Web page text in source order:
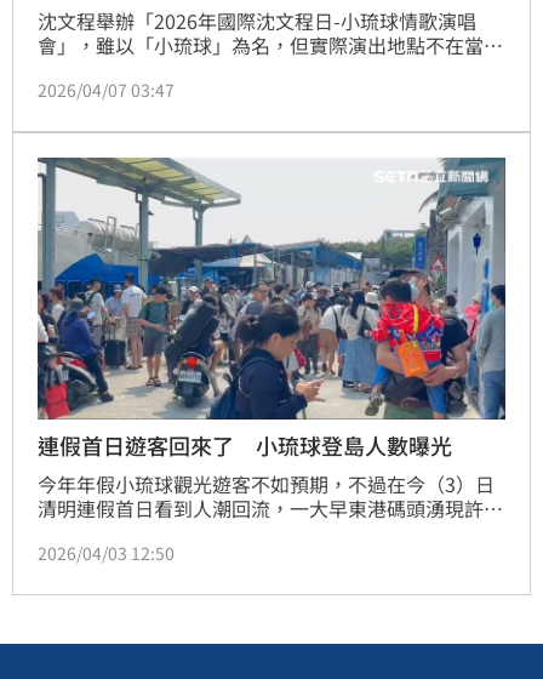
沈文程舉辦「2026年國際沈文程日-小琉球情歌演唱
會」，雖以「小琉球」為名，但實際演出地點不在當
日於台中中興大學惠蓀堂登場。他今（7）日出席記者
〈小琉球情歌〉紀念已故前助理。
2026/04/07 03:47
連假首日遊客回來了 小琉球登島人數曝光
今年年假小琉球觀光遊客不如預期，不過在今（3）日
清明連假首日看到人潮回流，一大早東港碼頭湧現許多
度過連假。根據統計，光是3日上午就有6664人次登
2026/04/03 12:50